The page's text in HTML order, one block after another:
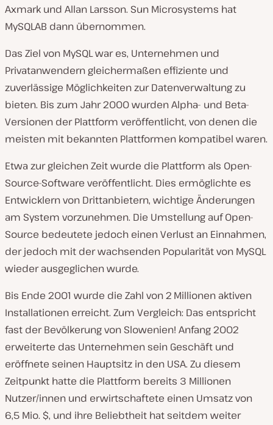
Axmark und Allan Larsson. Sun Microsystems hat
MySQLAB dann übernommen.
Das Ziel von MySQL war es, Unternehmen und
Privatanwendern gleichermaßen effiziente und
zuverlässige Möglichkeiten zur Datenverwaltung zu
bieten. Bis zum Jahr 2000 wurden Alpha- und Beta-
Versionen der Plattform veröffentlicht, von denen die
meisten mit bekannten Plattformen kompatibel waren.
Etwa zur gleichen Zeit wurde die Plattform als Open-
Source-Software veröffentlicht. Dies ermöglichte es
Entwicklern von Drittanbietern, wichtige Änderungen
am System vorzunehmen. Die Umstellung auf Open-
Source bedeutete jedoch einen Verlust an Einnahmen,
der jedoch mit der wachsenden Popularität von MySQL
wieder ausgeglichen wurde.
Bis Ende 2001 wurde die Zahl von 2 Millionen aktiven
Installationen erreicht. Zum Vergleich: Das entspricht
fast der Bevölkerung von Slowenien! Anfang 2002
erweiterte das Unternehmen sein Geschäft und
eröffnete seinen Hauptsitz in den USA. Zu diesem
Zeitpunkt hatte die Plattform bereits 3 Millionen
Nutzer/innen und erwirtschaftete einen Umsatz von
6,5 Mio. $, und ihre Beliebtheit hat seitdem weiter